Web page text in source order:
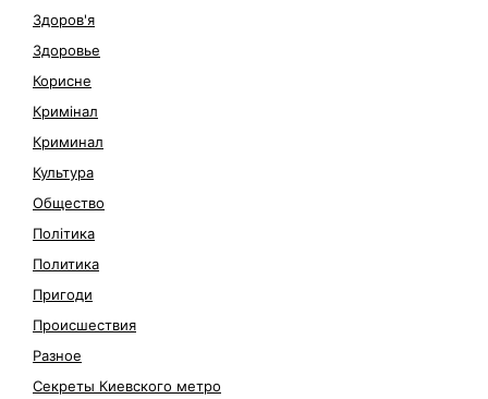
Здоров'я
Здоровье
Корисне
Кримінал
Криминал
Культура
Общество
Політика
Политика
Пригоди
Происшествия
Разное
Секреты Киевского метро